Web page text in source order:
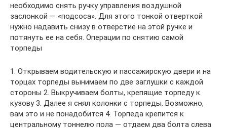
необходимо снять ручку управления воздушной
заслонкой — «подсоса». Для этого тонкой отверткой
нужно надавить снизу в отверстие на этой ручке и
потянуть ее на себя. Операции по снятию самой
торпеды
1. Открываем водительскую и пассажирскую двери и на
торцах торпеды вынимаем по две заглушки с каждой
стороны 2. Выкручиваем болты, крепящие торпеду к
кузову 3. Далее я снял колонки с торпеды. Возможно,
вам это и не понадобится 4. Торпеда крепится к
центральному тоннелю пола — отдаем два болта слева